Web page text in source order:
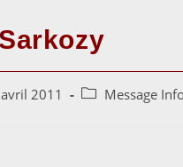
2011
Post Message